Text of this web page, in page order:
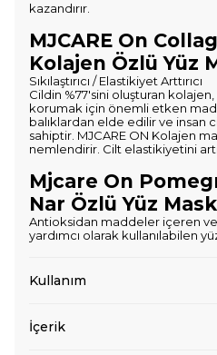
kazandırır.
MJCARE On
Kolajen Özlü Yüz
Sıkılaştırıcı / Elastikiyet Arttırıcı
Cildin %77'sini oluşturan
korumak için önemli etken
balıklardan elde edilir ve insan
sahiptir. MJCARE ON Kolajen
nemlendirir. Cilt elastikiyetini
Mjcare On
Nar Özlü Yüz
Antioksidan maddeler içeren
yardımcı olarak kullanılabilen
Kullanım
İçerik